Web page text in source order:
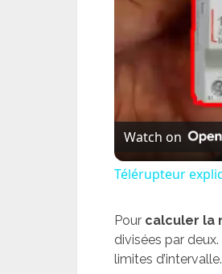
Watch on
Télérupteur
Pour calculer la
divisées par
limites d’intervalle.